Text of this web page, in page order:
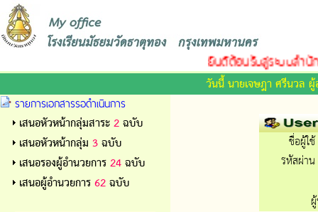
ยินดีต้อนรับสู่ระบบสำนั
วันนี้ นายเจษฎา ศรีนวล ผู้
รายการเอกสารรอดำเนินการ
เสนอหัวหน้ากลุ่มสาระ2ฉบับ
เสนอหัวหน้ากลุ่ม 3ฉบับ
เสนอรองผู้อำนวยการ24ฉบับ
เสนอผู้อำนวยการ62ฉบับ
ชื่อผู้ใ
รหัสผ่า